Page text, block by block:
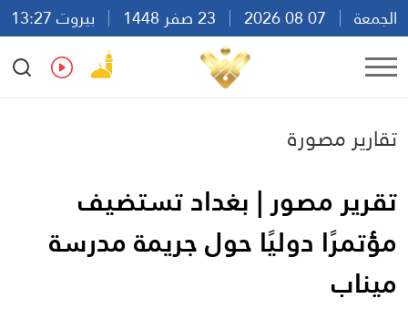
الجمعة
بيروت 13:27
Ar
En Fr Es
تقارير مصورة
تقرير مصور | بغداد تستضيف
مؤتمرًا دوليًا حول جريمة مدرسة
ميناب